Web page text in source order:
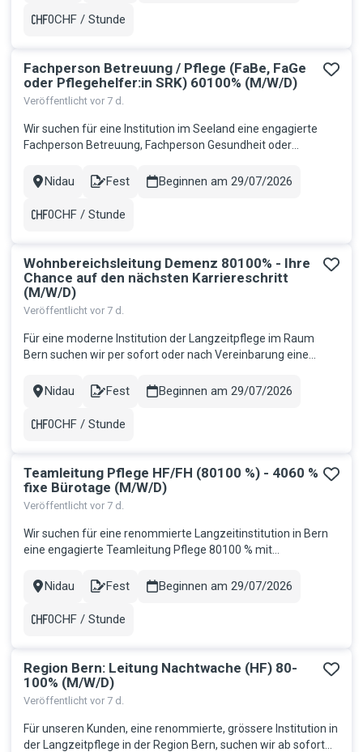
Unterstützung...
Gehalt
0CHF / Stunde
Fachperson Betreuung / Pflege (FaBe, FaGe
oder Pflegehelfer:in SRK) 60100% (M/W/D)
Veröffentlicht vor 7 d.
Wir suchen für eine Institution im Seeland eine engagierte
Fachperson Betreuung, Fachperson Gesundheit oder
mit schweren mehrfachen Beeinträchtigungen. Ihr
sowie Gewährleistung der G...
Stadt
Nidau
Contract
Fest Beginnen am 29/07/2026
Gehalt
0CHF / Stunde
Wohnbereichsleitung Demenz 80100% - Ihre
Chance auf den nächsten Karriereschritt
(M/W/D)
Veröffentlicht vor 7 d.
Für eine moderne Institution der Langzeitpflege im Raum
Bern suchen wir per sofort oder nach Vereinbarung eine
Wohnbereichsleitung Demenz (80100 %). Ihre Aufgaben
Sicherstellung einer qualitati...
Stadt
Nidau
Contract
Fest Beginnen am 29/07/2026
Gehalt
0CHF / Stunde
Teamleitung Pflege HF/FH (80100 %) - 4060 %
fixe Bürotage (M/W/D)
Veröffentlicht vor 7 d.
Wir suchen für eine renommierte Langzeitinstitution in Bern
eine engagierte Teamleitung Pflege 80100 % mit
Teams von ca. 25 Mitarbeitenden Sicherstellung einer hohen
der Arbeitsabl...
Stadt
Nidau
Contract
Fest Beginnen am 29/07/2026
Gehalt
0CHF / Stunde
Region Bern: Leitung Nachtwache (HF) 80-
100% (M/W/D)
Veröffentlicht vor 7 d.
Für unseren Kunden, eine renommierte, grössere Institution in
der Langzeitpflege in der Region Bern, suchen wir ab sofort